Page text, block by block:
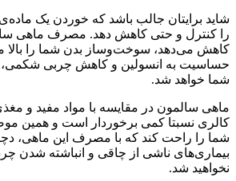
شاید برایتان جالب باشد که خوردن یک
را کنترل و حتی کاهش دهد. مصرف ماهی
کاهش می‌دهد، سوخت‌وساز بدن شما را بالا
حساسیت به انسولین و کاهش چربی
شما خواهد شد.
ماهی سالمون در مقایسه با مواد مفید و
کالری نسبتا کمی برخوردار است و همین
شما را راحت کند که با مصرف این ماهی،
بیماری‌های ناشی از چاقی و انباشته ‌شدن
نخواهید شد.